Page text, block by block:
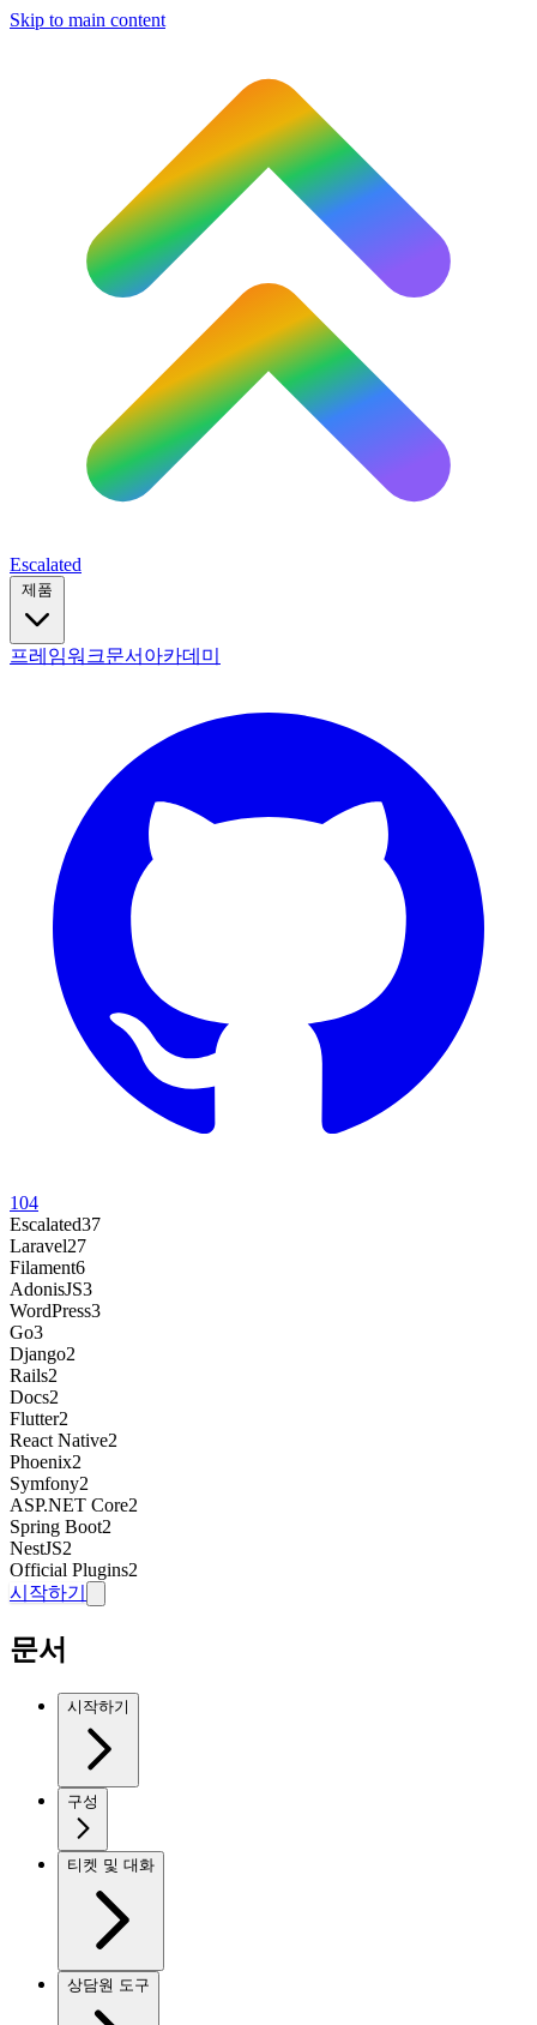
Skip to main content
Escalated
프레임워크문서 아카데미
104
Escalated37
Laravel27
Filament6
AdonisJS3
WordPress3
Go3
Django2
Rails2
Docs2
Flutter2
React Native2
Phoenix2
Symfony2
ASP.NET Core2
Spring Boot2
NestJS2
Official Plugins2
시작하기
문서
시작하기
구성
티켓 및 대화
상담원 도구